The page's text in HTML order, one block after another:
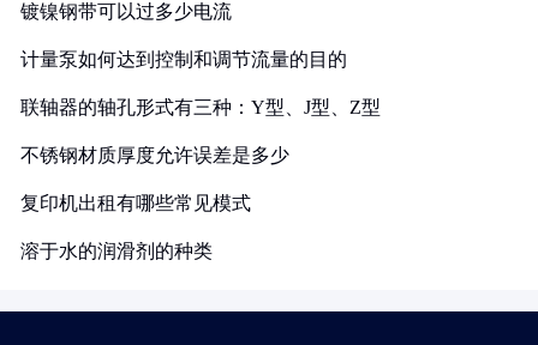
镀镍钢带可以过多少电流
计量泵如何达到控制和调节流量的目的
联轴器的轴孔形式有三种：Y型、J型、Z型
不锈钢材质厚度允许误差是多少
复印机出租有哪些常见模式
溶于水的润滑剂的种类